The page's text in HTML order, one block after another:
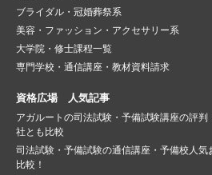
ブライダル・冠婚葬祭系
美容・ファッション・アクセサリー系
大学院・修士課程一覧
専門学校・通信講座・教材資料請求
資格広場 人気記事
アガルートの司法試験・予備試験講座の評
社とも比較
司法試験・予備試験の通信講座・予備校人
比較！